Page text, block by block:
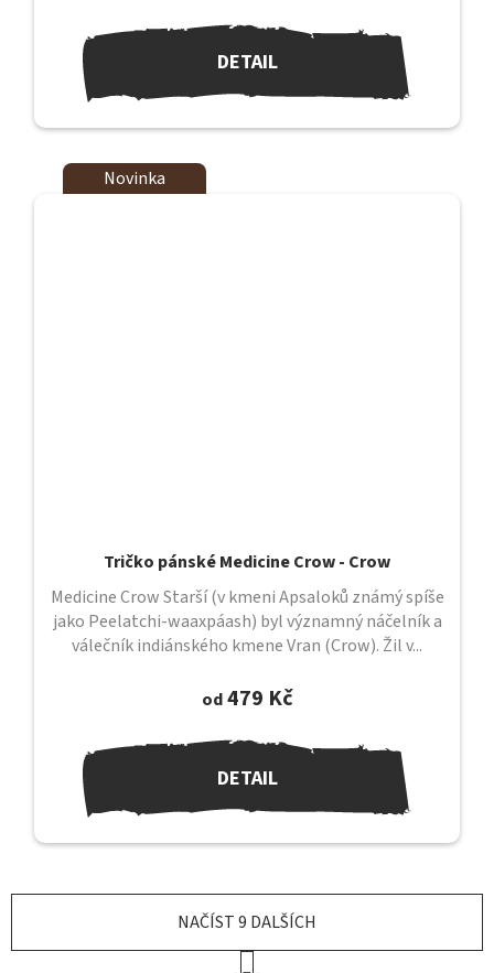
DETAIL
Novinka
Tričko pánské Medicine Crow - Crow
od479 Kč
DETAIL
Medicine Crow Starší (v kmeni Apsaloků známý spíše
jako Peelatchi-waaxpáash) byl významný náčelník a
válečník indiánského kmene Vran (Crow). Žil v...
NAČÍST 9 DALŠÍCH
S